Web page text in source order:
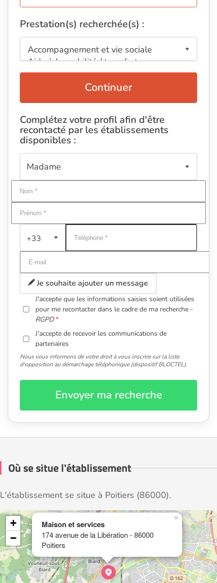
Prestation(s) recherchée(s) :
Continuer
Complétez votre profil afin d'être
recontacté par les établissements
disponibles :
+33
Je souhaite ajouter un message
J'accepte que les informations saisies soient utilisées
pour me recontacter dans le cadre de ma recherche -
RGPD
J'accepte de recevoir les communications de
partenaires
Nous vous informons de votre droit à vous inscrire sur la liste
d'opposition au démarchage téléphonique (dispositif BLOCTEL).
Envoyer ma recherche
Où se situe l'établissement
L'établissement se situe à Poitiers (86000).
Maison et services
174 avenue de la Libération - 86000
Poitiers
×
+
−